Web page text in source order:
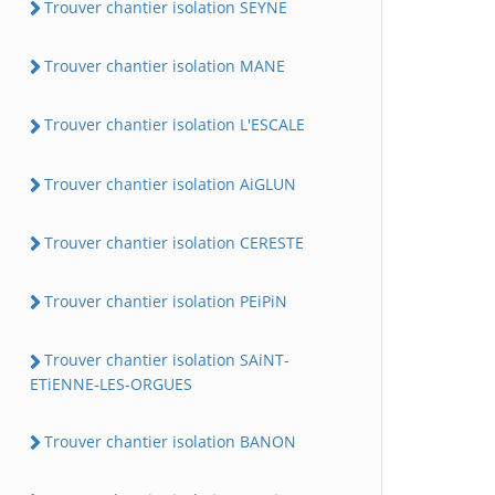
Trouver chantier isolation SEYNE
Trouver chantier isolation MANE
Trouver chantier isolation L'ESCALE
Trouver chantier isolation AiGLUN
Trouver chantier isolation CERESTE
Trouver chantier isolation PEiPiN
Trouver chantier isolation SAiNT-
ETiENNE-LES-ORGUES
Trouver chantier isolation BANON